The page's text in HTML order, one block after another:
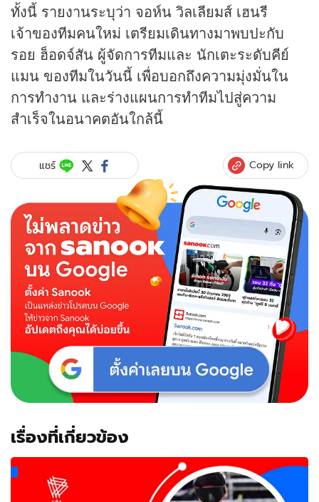
ทั้งนี้ รายงานระบุว่า จอห์น วิลเลียมส์ เฮนรี
เจ้าของทีมคนใหม่ เตรียมเดินทางมาพบปะกับ
รอย ฮ็อดจ์สัน ผู้จัดการทีมและ นักเตะระดับคีย์
แมน ของทีมในวันนี้ เพื่อบอกถึงความมุ่งมั่นใน
การทำงาน และร่างแผนการทำทีมไปสู่ความ
สำเร็จในอนาคตอันใกล้นี้
แชร์ Copy link
เรื่องที่เกี่ยวข้อง